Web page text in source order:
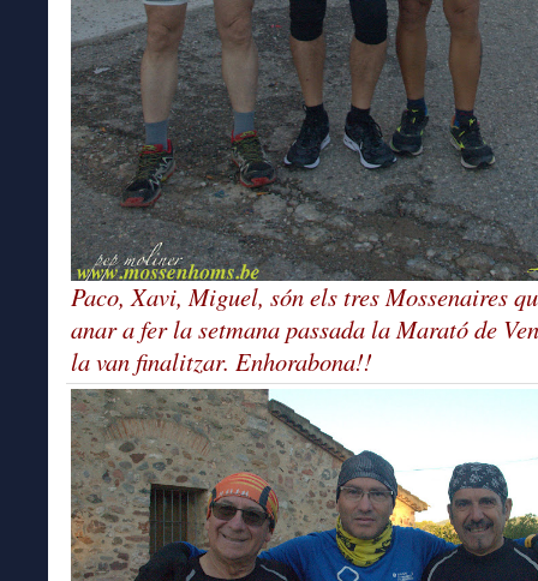
Paco, Xavi, Miguel, són els tres Mossenaires
anar a fer la setmana passada la Marató de
la van finalitzar. Enhorabona!!